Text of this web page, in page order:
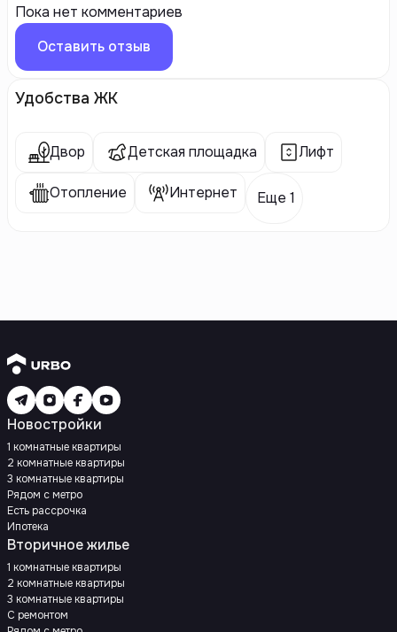
Пока нет комментариев
Оставить отзыв
Удобства ЖК
Двор Детская площадка Лифт
Отопление Интернет Еще 1
Новостройки
1 комнатные квартиры
2 комнатные квартиры
3 комнатные квартиры
Рядом с метро
Есть рассрочка
Ипотека
Вторичное жилье
1 комнатные квартиры
2 комнатные квартиры
3 комнатные квартиры
С ремонтом